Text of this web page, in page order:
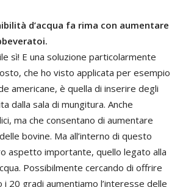
d’acqua fa rima con aumentare
sì! E una soluzione particolarmente
che ho visto applicata per esempio
americane, è quella di inserire degli
dalla sala di mungitura. Anche
ma che consentano di aumentare
delle bovine. Ma all’interno di questo
aspetto importante, quello legato alla
Possibilmente cercando di offrire
20 gradi aumentiamo l’interesse delle